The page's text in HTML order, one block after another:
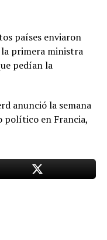
países enviaron
primera ministra
pedían la
anunció la semana
político en Francia,